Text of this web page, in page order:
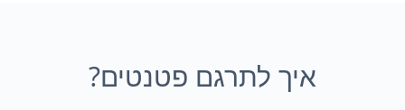
איך לתרגם פטנטים?